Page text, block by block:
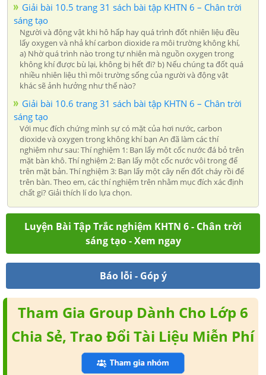
Giải bài 10.5 trang 31 sách bài tập KHTN 6 – Chân trời
sáng tạo
Người và động vật khi hô hấp hay quá trình đốt nhiên liệu đều
lấy oxygen và nhả khí carbon dioxide ra môi trường không khí,
a) Nhờ quá trình nào trong tự nhiên mà nguồn oxygen trong
không khí được bù lại, không bị hết đi? b) Nếu chúng ta đốt quá
nhiều nhiên liệu thì môi trường sống của người và động vật
khác sẽ ảnh hưởng như thế nào?
Giải bài 10.6 trang 31 sách bài tập KHTN 6 – Chân trời
sáng tạo
Với mục đích chứng mình sự có mặt của hơi nước, carbon
dioxide và oxygen trong không khí bạn An đã làm các thí
nghiệm như sau: Thí nghiệm 1: Bạn lấy một cốc nước đá bỏ trên
mặt bàn khô. Thí nghiệm 2: Bạn lấy một cốc nước vôi trong để
trên mặt bản. Thí nghiệm 3: Bạn lấy một cây nến đốt cháy rồi để
trên bàn. Theo em, các thí nghiệm trên nhằm mục đích xác định
chất gi? Giải thích lí do lựa chọn.
Luyện Bài Tập Trắc nghiệm KHTN 6 - Chân trời
sáng tạo - Xem ngay
Báo lỗi - Góp ý
Tham Gia Group Dành Cho Lớp 6
Chia Sẻ, Trao Đổi Tài Liệu Miễn Phí